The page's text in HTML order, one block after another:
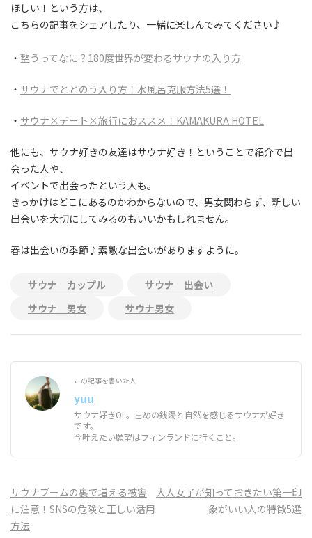
ほしい！という方は、
こちらの記事をシェアしたり、一緒に楽しんでみてください♪
・ 整うってなに？180度世界が変わるサウナの入り方
・ サウナでととのう入り方！水風呂克服方法5選！
・ サウナ×デート×旅行におススメ！KAMAKURA HOTEL
他にも、サウナ好きの友達はサウナ好き！ということで紹介で出
会った人や、
イベントで出会ったという人も。
きっかけはどこにあるのかわからないので、男女関わらず、新しい
出会いを大切にしてみるのもいいかもしれません。
春は出会いの季節♪素敵な出会いがありますように。
サウナ カップル
サウナ 出会い
サウナ 男女
サウナ男女
この記事を書いた人
yuu
サウナ好きOL。古めの銭湯と自然を感じるサウナが好き
です。
今叶えたい願望はフィンランドに行くこと。
投
稿
ナ
サウナブームの裏で増える被害
に注意！SNSの危険と正しい活用
方法
大人女子が知っておきたい第一印
象がいい人の特徴5選